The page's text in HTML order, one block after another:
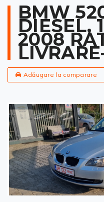
BMW
DIESEL,
2008
Adăugare la comparare